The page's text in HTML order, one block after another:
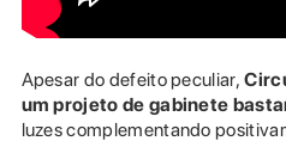
Apesar do defeito peculiar,
um projeto de gabinete
luzes complementando